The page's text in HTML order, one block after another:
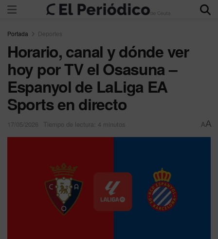
Portada Deportes
Horario, canal y dónde ver
hoy por TV el Osasuna –
Espanyol de LaLiga EA
Sports en directo
17/05/2026 Tiempo de lectura: 4 minutos AA